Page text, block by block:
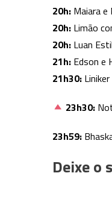
20h: Maiara e
20h: Limão
20h: Luan
21h: Edson e
21h30:
23h30:
23h59:
Deixe o